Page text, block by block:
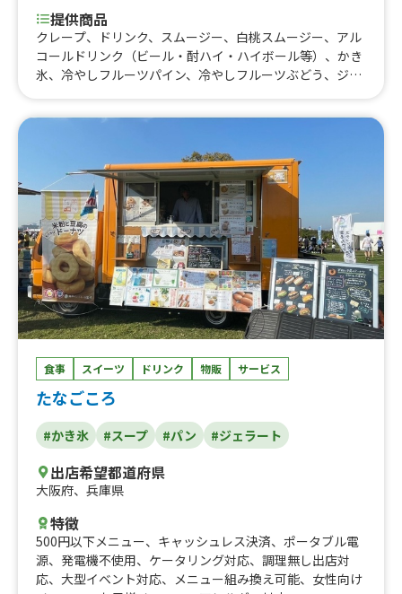
提供商品
クレープ、ドリンク、スムージー、白桃スムージー、アル
コールドリンク（ビール・酎ハイ・ハイボール等）、かき
氷、冷やしフルーツパイン、冷やしフルーツぶどう、ジェ
ト、フライドパスタ、牛タン串、牛串、牛ハラミ串、豚汁
食事 スイーツ ドリンク 物販 サービス
たなごころ
#かき氷 #スープ #パン #ジェラート
出店希望都道府県
大阪府、 兵庫県
特徴
500円以下メニュー、 キャッシュレス決済、 ポータブル電
源、 発電機不使用、 ケータリング対応、 調理無し出店対
応、 大型イベント対応、 メニュー組み換え可能、 女性向け